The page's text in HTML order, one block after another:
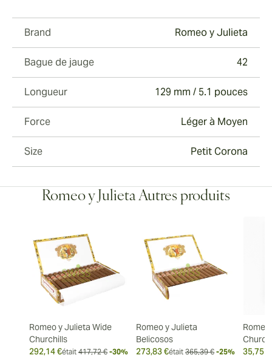
Brand Romeo y Julieta
Bague de jauge 42
Longueur 129 mm / 5.1 pouces
Force Léger à Moyen
Size Petit Corona
Romeo y Julieta Autres produits
Romeo y Julieta Wide
Churchills
292,14 €était 417,72 € -30%
Romeo y Julieta
Belicosos
273,83 €était 365,39 € -25%
35,75 €